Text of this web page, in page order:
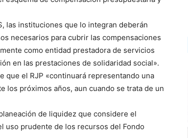
las instituciones que lo integran deberán
necesarios para cubrir las compensaciones
como entidad prestadora de servicios
en las prestaciones de solidaridad social».
el RJP «continuará representando una
próximos años, aun cuando se trata de un
de liquidez que considere el
uso prudente de los recursos del Fondo